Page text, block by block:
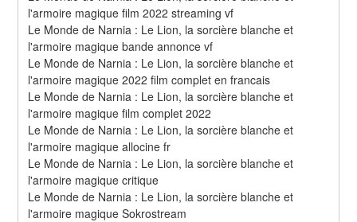
l'armoire magique film 2022 streaming vf
Le Monde de Narnia : Le Lion, la sorcière blanche et
l'armoire magique bande annonce vf
Le Monde de Narnia : Le Lion, la sorcière blanche et
l'armoire magique 2022 film complet en francais
Le Monde de Narnia : Le Lion, la sorcière blanche et
l'armoire magique film complet 2022
Le Monde de Narnia : Le Lion, la sorcière blanche et
l'armoire magique allocine fr
Le Monde de Narnia : Le Lion, la sorcière blanche et
l'armoire magique critique
Le Monde de Narnia : Le Lion, la sorcière blanche et
l'armoire magique Sokrostream